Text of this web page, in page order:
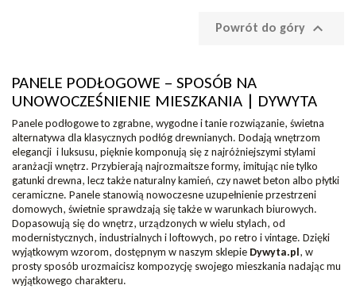
Powrót do góry 
PANELE PODŁOGOWE – SPOSÓB NA
UNOWOCZEŚNIENIE MIESZKANIA | DYWYTA
Panele podłogowe to zgrabne, wygodne i tanie rozwiązanie, świetna
alternatywa dla klasycznych podłóg drewnianych. Dodają wnętrzom
elegancji i luksusu, pięknie komponują się z najróżniejszymi stylami
aranżacji wnętrz. Przybierają najrozmaitsze formy, imitując nie tylko
gatunki drewna, lecz także naturalny kamień, czy nawet beton albo płytki
ceramiczne. Panele stanowią nowoczesne uzupełnienie przestrzeni
domowych, świetnie sprawdzają się także w warunkach biurowych.
Dopasowują się do wnętrz, urządzonych w wielu stylach, od
modernistycznych, industrialnych i loftowych, po retro i vintage. Dzięki
wyjątkowym wzorom, dostępnym w naszym sklepie Dywyta.pl, w
prosty sposób urozmaicisz kompozycję swojego mieszkania nadając mu
wyjątkowego charakteru.